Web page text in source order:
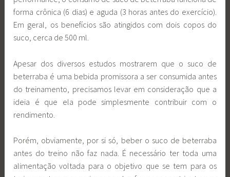
forma crônica (6 dias) e aguda (3 horas antes do exercício).
Em geral, os benefícios são atingidos com dois copos do
suco, cerca de 500 ml.
Apesar dos diversos estudos mostrarem que o suco de
beterraba é uma bebida promissora a ser consumida antes
do treinamento, precisamos levar em consideração que a
ideia é que ela pode simplesmente contribuir com o
rendimento.
Porém, obviamente, por si só, beber o suco de beterraba
antes do treino não faz nada. É necessário ter toda uma
alimentação voltada para o objetivo que se tem para os